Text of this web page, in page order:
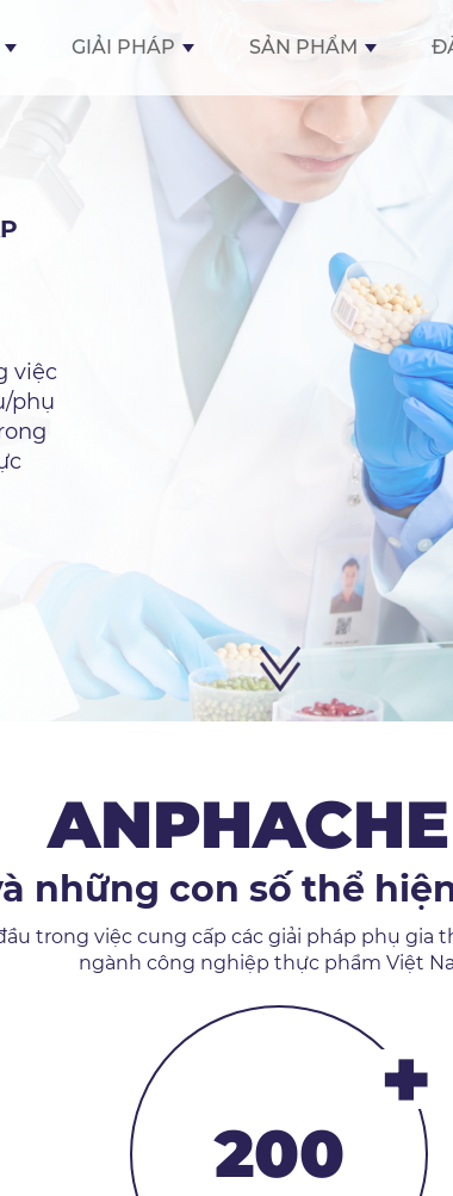
GIẢI PHÁP SẢN PHẨM
việc
phụ
những con số thể
trong việc cung cấp các giải pháp phụ gia
ngành công nghiệp thực phẩm Việt
200
+